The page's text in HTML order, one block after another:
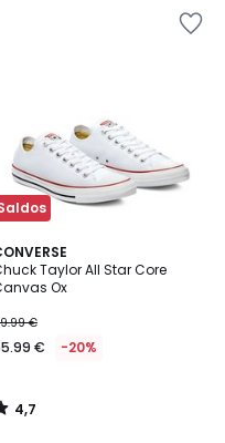
Taylor All Star Core
Ox
€
€ -20%
4,7
/ 5
4,7